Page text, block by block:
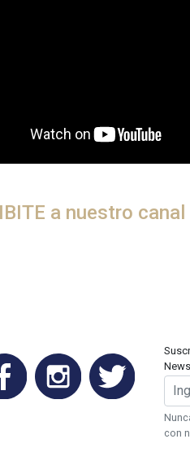
a nuestro canal
con